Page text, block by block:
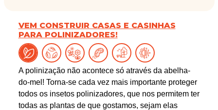
VEM CONSTRUIR CASAS E CASINHAS
PARA POLINIZADORES!
A polinização não acontece só através da abelha-
do-mel! Torna-se cada vez mais importante proteger
todos os insetos polinizadores, que nos permitem ter
todas as plantas de que gostamos, sejam elas